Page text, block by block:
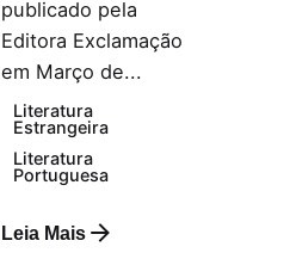
publicado pela
Editora Exclamação
em Março de...
Literatura
Estrangeira
Literatura
Portuguesa
Leia Mais